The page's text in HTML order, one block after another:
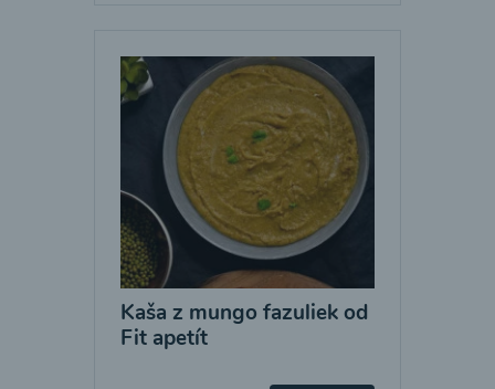
Kaša z mungo fazuliek od
Fit apetít